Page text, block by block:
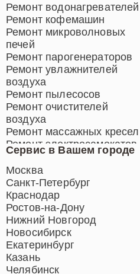
Сервис в Вашем городе
Москва
Санкт-Петербург
Краснодар
Ростов-на-Дону
Нижний Новгород
Новосибирск
Екатеринбург
Казань
Челябинск
Ремонт водонагревателей
Ремонт кофемашин
Ремонт микроволновых
печей
Ремонт парогенераторов
Ремонт увлажнителей
воздуха
Ремонт пылесосов
Ремонт очистителей
воздуха
Ремонт массажных кресел
Ремонт электросамокатов
Ремонт индукционных плит
Ремонт роботов-пылесосов
Ремонт гладильных систем
Ремонт отпаривателей
Ремонт вертикальных
пылесосов